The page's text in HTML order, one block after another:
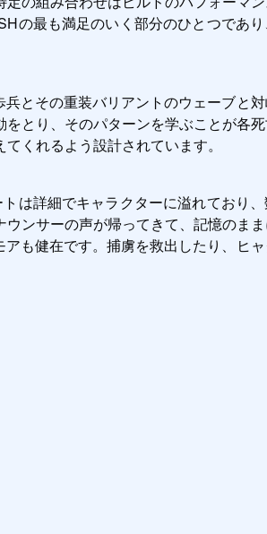
の最も満足のいく部分のひとつであ
とその重装バリアントのウェーブと対
とり、そのパターンを学ぶことが各
くれるよう設計されています。
は詳細でキャラクターに溢れており
ンサーの声が帰ってきて、記憶のま
も健在です。捕虜を救出したり、ヒ